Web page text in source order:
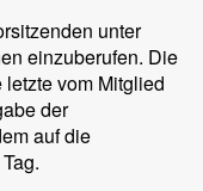
unter
einzuberufen. Die
vom Mitglied
der
auf die